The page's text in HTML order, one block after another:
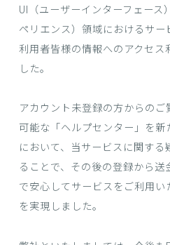
UI（ユーザーインターフェース
ペリエンス）領域におけるサー
利用者皆様の情報へのアクセス
した。
アカウント未登録の方からの
可能な「ヘルプセンター」を
において、当サービスに関す
ることで、その後の登録から
で安心してサービスをご利用
を実現しました。